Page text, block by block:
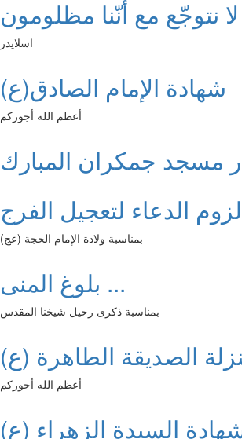
لا نتوجّع مع أنّنا مظلومون
اسلايدر
شهادة الإمام الصادق(ع)
أعظم الله أجوركم
مسجد جمكران المبارك
لزوم الدعاء لتعجيل الفرج
بمناسبة ولادة الإمام الحجة (عج)
بلوغ المنى ...
بمناسبة ذكرى رحيل شيخنا المقدس
الصديقة الطاهرة (ع)
أعظم الله أجوركم
السيدة الزهراء (ع)